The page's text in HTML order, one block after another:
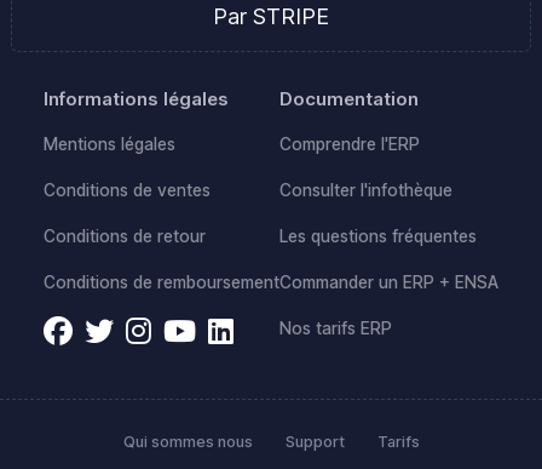
Par STRIPE
Informations légales
Mentions légales
Conditions de ventes
Conditions de retour
Conditions de remboursement
Documentation
Comprendre l'ERP
Consulter l'infothèque
Les questions fréquentes
Commander un ERP + ENSA
Nos tarifs ERP
Qui sommes nous Support Tarifs